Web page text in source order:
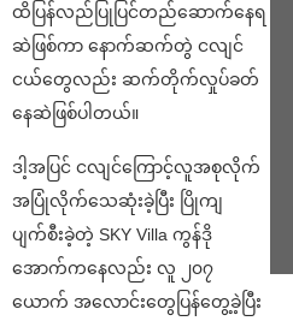
ထိပြန်လည်ပြုပြင်တည်ဆောက်နေရ
ဆဲဖြစ်ကာ နောက်ဆက်တွဲ ငလျင်
ငယ်တွေလည်း ဆက်တိုက်လှုပ်ခတ်
နေဆဲဖြစ်ပါတယ်။
ဒါ့အပြင် ငလျင်ကြောင့်လူအစုလိုက်
အပြုံလိုက်သေဆုံးခဲ့ပြီး ပြိုကျ
ပျက်စီးခဲ့တဲ့ SKY Villa ကွန်ဒို
အောက်ကနေလည်း လူ ၂၀၇
ယောက် အလောင်းတွေပြန်တွေ့ခဲ့ပြီး